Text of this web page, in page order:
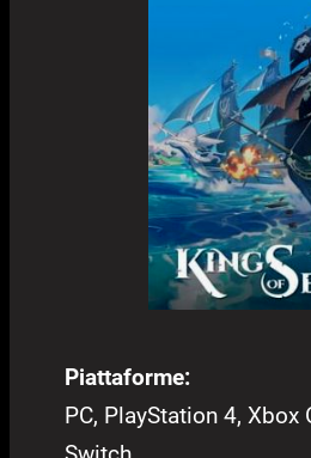
Piattaforme:
PC, PlayStation 4, Xbox